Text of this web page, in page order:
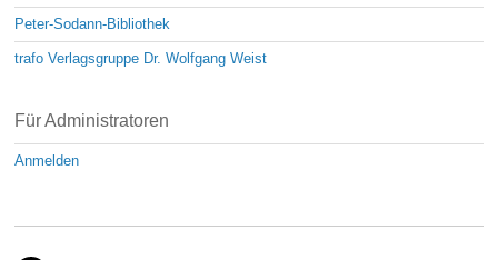
Peter-Sodann-Bibliothek
trafo Verlagsgruppe Dr. Wolfgang Weist
Für Administratoren
Anmelden